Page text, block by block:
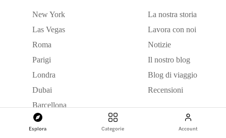
Esplora Categorie Account
New York
Las Vegas
Roma
Parigi
Londra
Dubai
Barcellona
+207 da vedere
La nostra storia
Lavora con noi
Notizie
Il nostro blog
Blog di viaggio
Recensioni